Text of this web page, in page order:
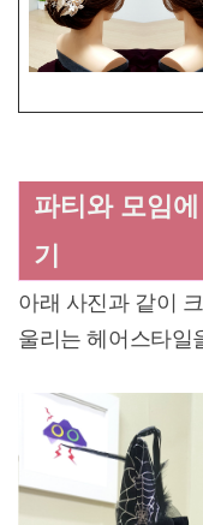
파티와 모임
기
아래 사진과 같이
울리는 헤어스타일